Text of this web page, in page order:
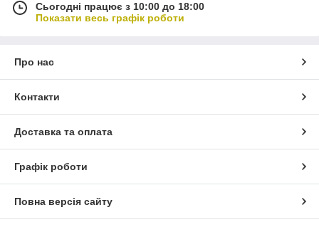
Сьогодні працює з 10:00 до 18:00
Показати весь графік роботи
Про нас
Контакти
Доставка та оплата
Графік роботи
Повна версія сайту